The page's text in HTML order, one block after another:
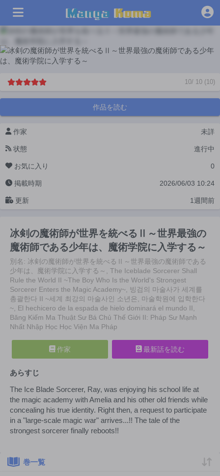
10/ 10 (10)
作品を読む
作家 未詳
状態 進行中
お気に入り 0
掲載時期 2026/06/03 10:24
更新 1週間前
冰剣の魔術師が世界を統べるⅡ～世界最強の
魔術師である少年は、魔術学院に入学する～
別名: 冰剣の魔術師が世界を統べるⅡ～世界最強の魔術師である
少年は、魔術学院に入学する～, The Iceblade Sorcerer Shall
Rule the World II ~The Boy Who Is the World's Strongest
Sorcerer Enters the Magic Academy~, 빙검의 마술사가 세계를
총괄한다 II ~세계 최강의 마술사인 소년은, 마술학원에 입학한다
~, El hechicero de la espada de hielo dominará el mundo II,
Băng Kiếm Ma Thuật Sư Bá Chủ Thế Giới II: Pháp Sư Mạnh
Nhất Nhập Học Học Viện Ma Pháp
作家 最新話を読む
あらすじ
The Ice Blade Sorcerer, Ray, was enjoying his school life at
the magic academy with Amelia and his other old friends while
concealing his true identity. Right then, a request to participate
in a "large-scale magic war" arrives...!! The tale of the
strongest sorcerer finally reboots!!
巻一覧